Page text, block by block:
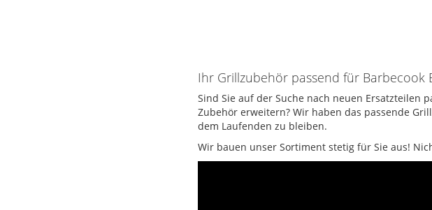
Ihr Grillzubehör passend für Barbecook
Sind Sie auf der Suche nach neuen
Zubehör erweitern? Wir haben das passende
dem Laufenden zu bleiben.
Wir bauen unser Sortiment stetig für Sie aus!